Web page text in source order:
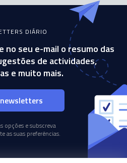
DIÁRIO
seu e-mail o resumo das
de actividades,
e muito mais.
opções e subscreva
as suas preferências.